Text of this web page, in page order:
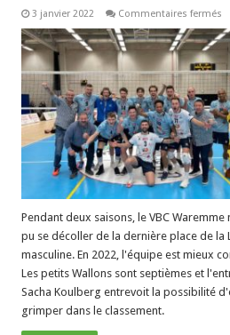
3 janvier 2022 Commentaires ferméssur
–
«
Pendant deux saisons, le VBC Waremme
pu se décoller de la dernière place de la
masculine. En 2022, l'équipe est mieux
Les petits Wallons sont septièmes et
Sacha Koulberg entrevoit la possibilité
grimper dans le classement.